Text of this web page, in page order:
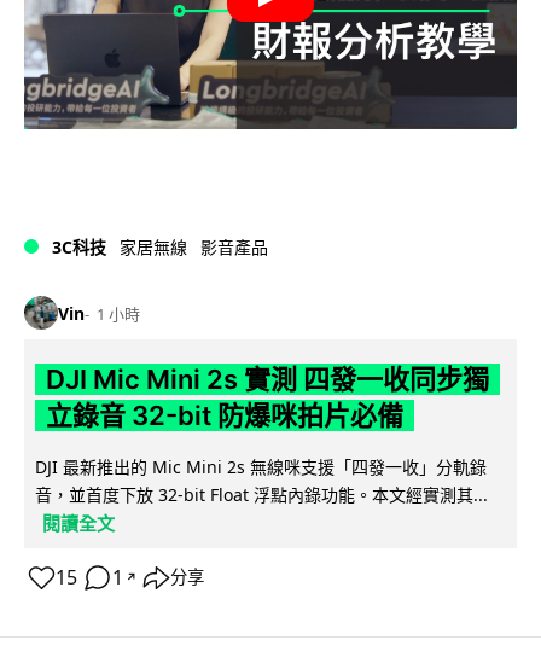
3C科技 家居無線 影音產品
Vin 1 小時
DJI Mic Mini 2s 實測 四發一收同步獨
立錄音 32-bit 防爆咪拍片必備
DJI 最新推出的 Mic Mini 2s 無線咪支援「四發一收」分軌錄
音，並首度下放 32-bit Float 浮點內錄功能。本文經實測其...
閱讀全文
15 1 ↗ 分享